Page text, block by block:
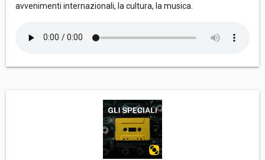
avvenimenti internazionali, la cultura, la musica.